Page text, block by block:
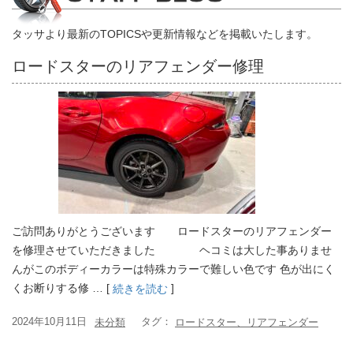
タッサより最新のTOPICSや更新情報などを掲載いたします。
ロードスターのリアフェンダー修理
ご訪問ありがとうございます ロードスターのリアフェンダー
を修理させていただきました ヘコミは大した事ありませ
んがこのボディーカラーは特殊カラーで難しい色です 色が出にく
くお断りする修 … [ 続きを読む ]
2024年10月11日 未分類 タグ： ロードスター、リアフェンダー